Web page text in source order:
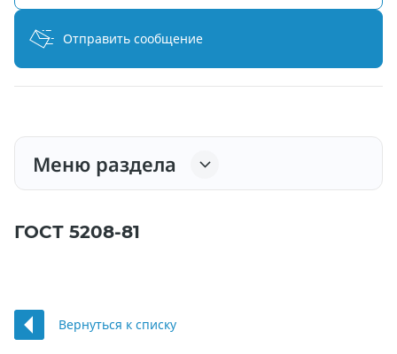
Отправить сообщение
Меню раздела
ГОСТ 5208-81
Вернуться к списку